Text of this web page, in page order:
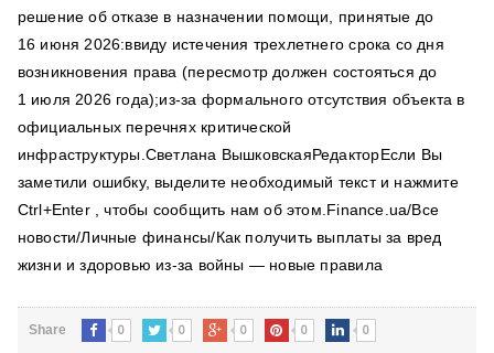
решение об отказе в назначении помощи, принятые до
16 июня 2026:ввиду истечения трехлетнего срока со дня
возникновения права (пересмотр должен состояться до
1 июля 2026 года);из-за формального отсутствия объекта в
официальных перечнях критической
инфраструктуры.Светлана ВышковскаяРедакторЕсли Вы
заметили ошибку, выделите необходимый текст и нажмите
Ctrl+Enter , чтобы сообщить нам об этом.Finance.ua/Все
новости/Личные финансы/Как получить выплаты за вред
жизни и здоровью из-за войны — новые правила
Share 0 0 0 0 0